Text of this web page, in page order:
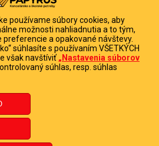
od zmluvy
o odstúpení od zmluvy
FIRMA
POPRAD, s.r.o.
2020513880
SK2020513880
používame súbory cookies, aby
možnosti nahliadnutia a to tým,
a opakované návštevy.
súhlasíte s používaním VŠETKÝCH
však navštíviť „Nastavenia súborov
súhlas, resp. súhlas